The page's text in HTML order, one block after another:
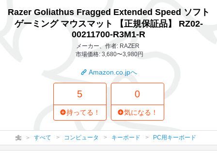
Razer Goliathus Fragged Extended Speed ソフト
ゲーミング マウスマット 【正規保証品】 RZ02-
00211700-R3M1-R
メーカー、作者: RAZER
市場価格: 3,680〜3,980円
Amazon.co.jpへ
5
持ってる！
0
気になる！
すべて コンピュータ キーボード PC用キーボード